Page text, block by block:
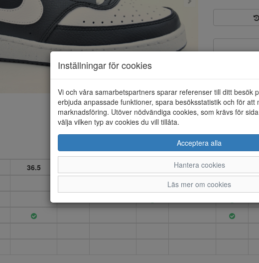
Artikelnummer:
Material: Syntet
Färg: Svart
NIKE Court
36.5 38.5
Inställningar för cookies
Vi och våra samarbetspartners sparar referenser till ditt besök
erbjuda anpassade funktioner, spara besöksstatistik och för att
marknadsföring. Utöver nödvändiga cookies, som krävs för
välja vilken typ av cookies du vill tillåta.
Acceptera alla
Hantera cookies
Läs mer om cookies